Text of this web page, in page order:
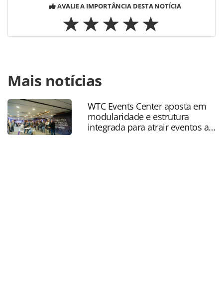
AVALIE A IMPORTÂNCIA DESTA NOTÍCIA
https://www.panrotas.com.br/gente/eventos/2019/02/
cvc-aposta-em-maior-oferta-de-assentos-em-
2019_162245.html ou as ferramentas oferecidas na página.
Todo o conteúdo produzido pela PANROTAS Editora é
protegido pela legislação brasileira sobre direito autoral.
Não reproduza o conteúdo sem autorização da PANROTAS
Mais notícias
WTC Events Center aposta em
modularidade e estrutura
integrada para atrair eventos a